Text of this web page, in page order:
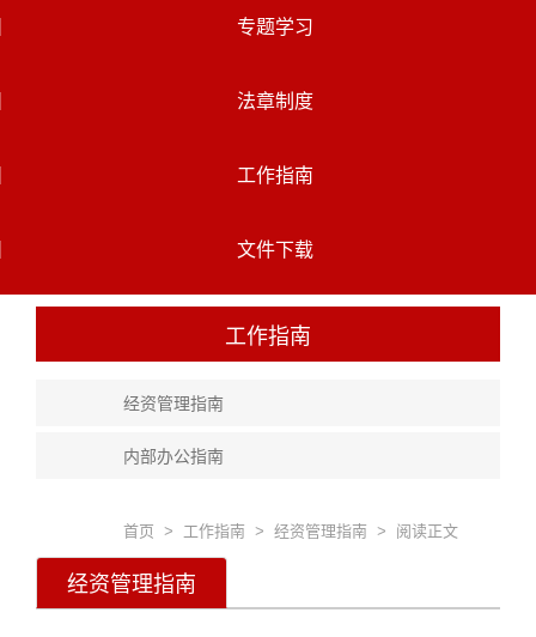
专题学习
法章制度
工作指南
文件下载
工作指南
经资管理指南
内部办公指南
首页 > 工作指南 > 经资管理指南 > 阅读正文
经资管理指南